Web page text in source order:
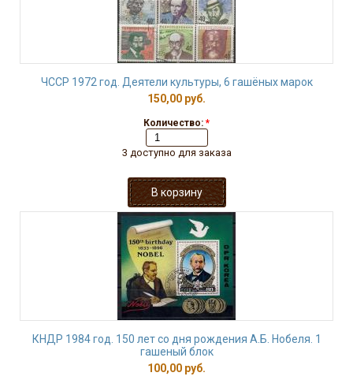
ЧССР 1972 год. Деятели культуры, 6 гашёных марок
150,00 руб.
Количество: *
3 доступно для заказа
КНДР 1984 год. 150 лет со дня рождения А.Б. Нобеля. 1
гашеный блок
100,00 руб.